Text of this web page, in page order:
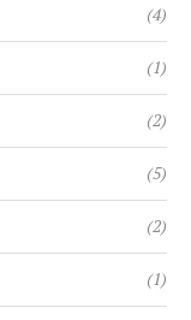
(4)
(1)
(2)
(5)
(2)
(1)